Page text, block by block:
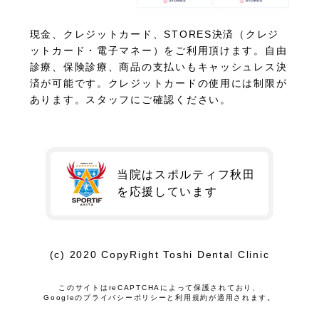
現金、クレジットカード、STORES決済（クレジ
ットカード・電子マネー）をご利用頂けます。自由
診療、保険診療、商品の支払いもキャッシュレス決
済が可能です。クレジットカードの使用には制限が
あります。スタッフにご確認ください。
当院はスポルティフ秋田
を 応援しています
(c) 2020 CopyRight Toshi Dental Clinic
このサイトはreCAPTCHAによって保護されており、
Googleの プライバシーポリシー と利用規約が適用されます。